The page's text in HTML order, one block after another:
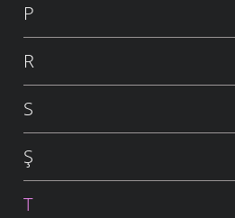
P
R
S
Ş
T